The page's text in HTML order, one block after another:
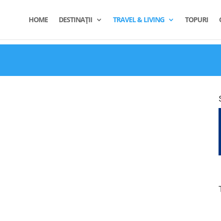
HOME DESTINAȚII TRAVEL & LIVING TOPURI